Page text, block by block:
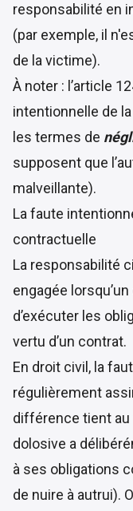
responsabilité en
(par exemple, il
de la victime).
À noter : l’article
intentionnelle de
les termes de
supposent que
malveillante).
La faute
contractuelle
La responsabilité
engagée
d’exécuter les
vertu d’un contrat.
En droit civil, la
régulièrement
différence tient au
dolosive a
à ses obligations
de nuire à autrui).